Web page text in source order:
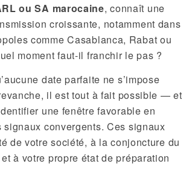
ou SA marocaine, connaît une
croissante, notamment dans
comme Casablanca, Rabat ou
moment faut-il franchir le pas ?
date parfaite ne s’impose
il est tout à fait possible — et
une fenêtre favorable en
convergents. Ces signaux
de votre société, à la conjoncture du
à votre propre état de préparation